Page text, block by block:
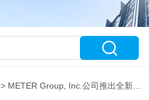
> METER Group, Inc.公司推出全新 AquaLab Pre 水分活度仪